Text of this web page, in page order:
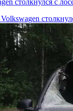
столкнулся с